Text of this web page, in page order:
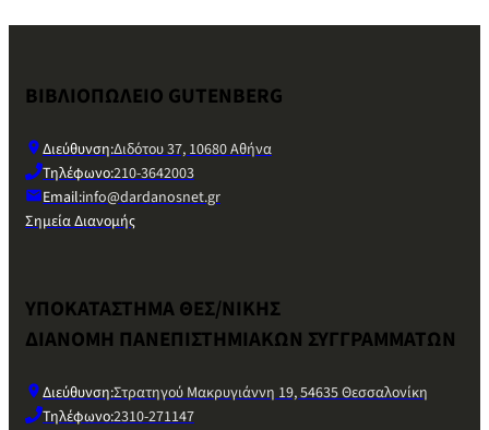
ΒΙΒΛΙΟΠΩΛΕΙΟ GUTENBERG
Διεύθυνση:Διδότου 37, 10680 Αθήνα
Τηλέφωνο:210-3642003
Email:info@dardanosnet.gr
Σημεία Διανομής
ΥΠΟΚΑΤΑΣΤΗΜΑ ΘΕΣ/ΝΙΚΗΣ
ΔΙΑΝΟΜΗ ΠΑΝΕΠΙΣΤΗΜΙΑΚΩΝ ΣΥΓΓΡΑΜΜΑΤΩΝ
Διεύθυνση:Στρατηγού Μακρυγιάννη 19, 54635 Θεσσαλονίκη
Τηλέφωνο:2310-271147